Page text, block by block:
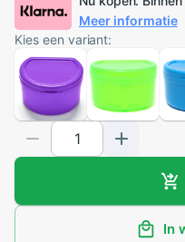
Meer informatie
Kies een variant:
In